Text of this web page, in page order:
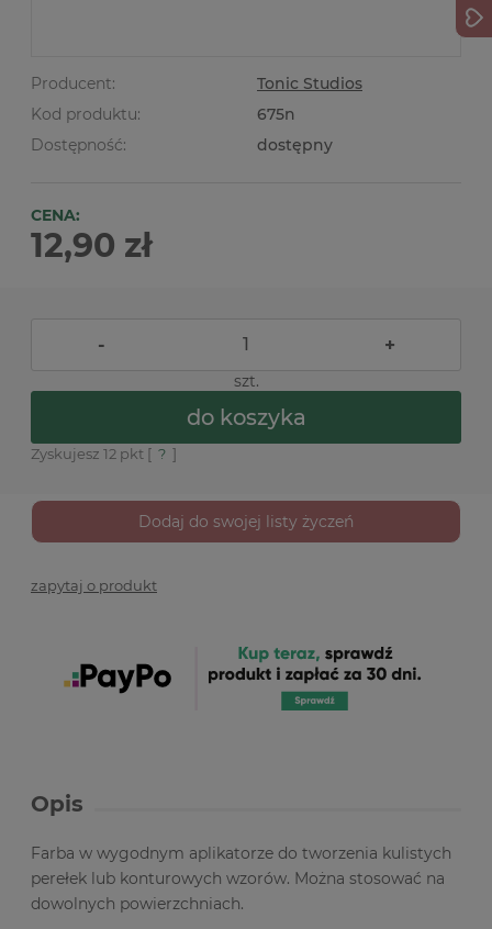
Producent:
Tonic Studios
Kod produktu:
675n
Dostępność:
dostępny
CENA:
12,90 zł
- +
szt.
do koszyka
Zyskujesz 12 pkt [ ? ]
Dodaj do swojej listy życzeń
zapytaj o produkt
Opis
Farba w wygodnym aplikatorze do tworzenia kulistych
perełek lub konturowych wzorów. Można stosować na
dowolnych powierzchniach.